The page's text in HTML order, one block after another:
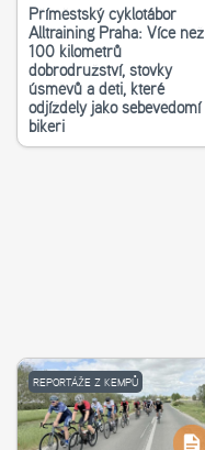
Příměstský cyklotábor
Alltraining Praha: Více než
100 kilometrů
dobrodružství, stovky
úsměvů a děti, které
odjížděly jako sebevědomí
bikeři
REPORTÁŽE Z KEMPŮ